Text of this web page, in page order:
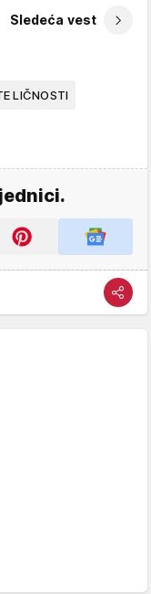
Sledeća vest
LIČNOSTI